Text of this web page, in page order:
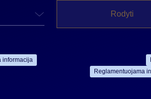
Rodyti
informacija
Reglamentuojama